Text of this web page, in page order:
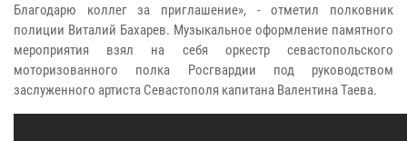
Благодарю коллег за приглашение», - отметил полковник
полиции Виталий Бахарев. Музыкальное оформление памятного
мероприятия взял на себя оркестр севастопольского
моторизованного полка Росгвардии под руководством
заслуженного артиста Севастополя капитана Валентина Таева.